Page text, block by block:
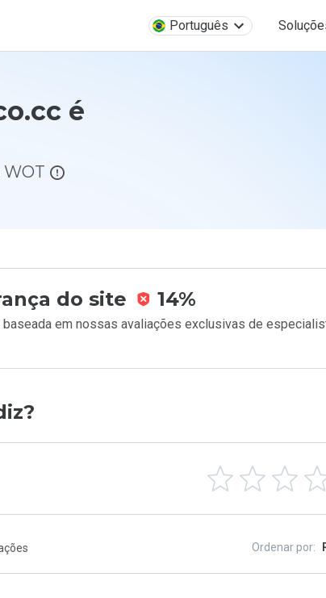
Português
é
WOT
do site 14%
baseada em nossas avaliações exclusivas de
Ordenar por: